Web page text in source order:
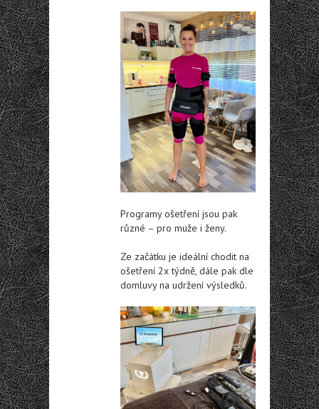
Programy ošetření jsou pak
různé – pro muže i ženy.
Ze začátku je ideální chodit na
ošetření 2x týdně, dále pak dle
domluvy na udržení výsledků.